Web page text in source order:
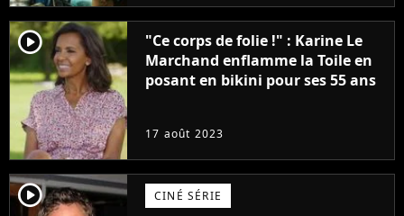
player2
"Ce corps de folie !" : Karine Le
Marchand enflamme la Toile en
posant en bikini pour ses 55 ans
17 août 2023
player2 CINÉ SÉRIE